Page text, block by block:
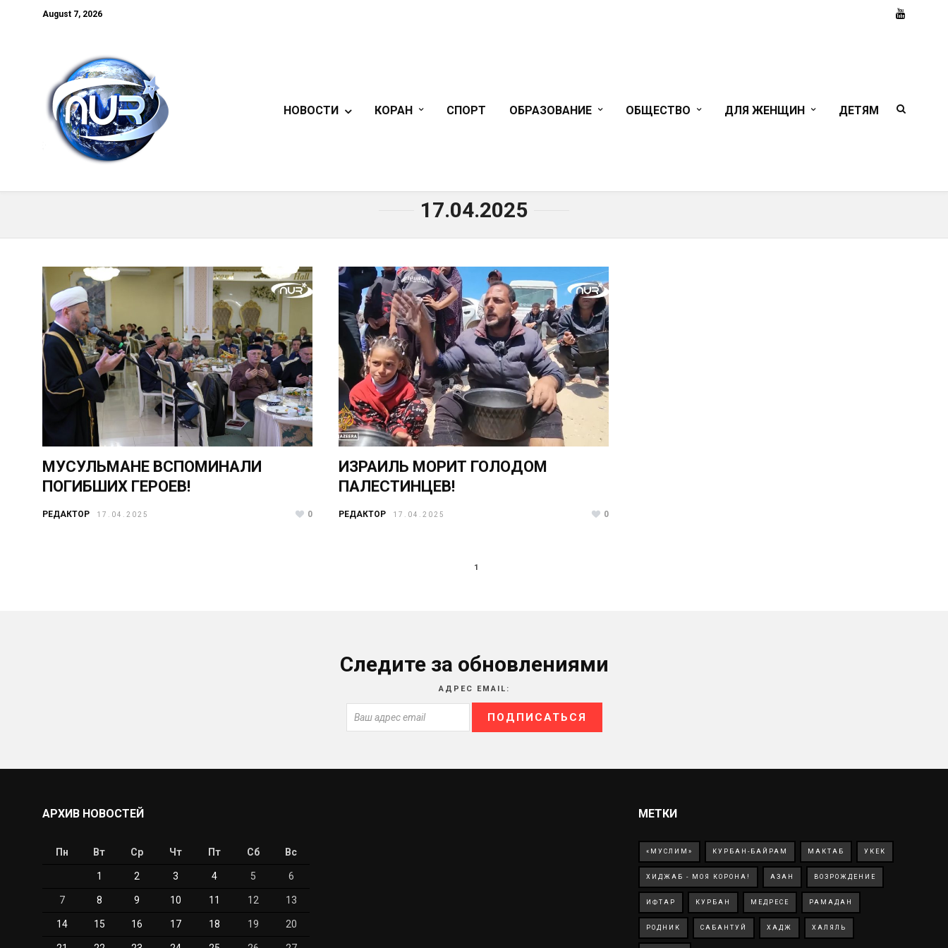
August 7, 2026
НОВОСТИ КОРАН СПОРТ ОБРАЗОВАНИЕ ОБЩЕСТВО ДЛЯ ЖЕНЩИН ДЕТЯМ
ГЛАВНАЯ»
17.04.2025
МУСУЛЬМАНЕ ВСПОМИНАЛИ
ПОГИБШИХ ГЕРОЕВ!
РЕДАКТОР 17.04.2025 0
ИЗРАИЛЬ МОРИТ ГОЛОДОМ
ПАЛЕСТИНЦЕВ!
РЕДАКТОР 17.04.2025 0
1
Следите за обновлениями
АДРЕС EMAIL:
АРХИВ НОВОСТЕЙ
Пн Вт Ср Чт Пт Сб Вс
1 2 3 4 5 6
7 8 9 10 11 12 13
14 15 16 17 18 19 20
МЕТКИ
«МУСЛИМ» КУРБАН-БАЙРАМ МАКТАБ УКЕК
ХИДЖАБ - МОЯ КОРОНА! АЗАН ВОЗРОЖДЕНИЕ
ИФТАР КУРБАН МЕДРЕСЕ РАМАДАН
РОДНИК САБАНТУЙ ХАДЖ ХАЛЯЛЬ